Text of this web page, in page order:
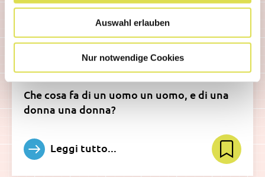
Auswahl erlauben
Nur notwendige Cookies
CELLULE E MOLECOLE
Cromosoma 23 : I cromosomi
Che cosa fa di un uomo un uomo, e di una
donna una donna?
Leggi tutto...